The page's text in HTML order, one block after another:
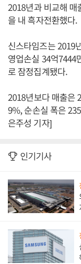
2018년과 비교해 매
을 내 흑자전환했다.
신스타임즈는 2019
영업손실 34억7444
로 잠정집계됐다.
2018년보다 매출은
9%, 순손실 폭은
은주성 기자]
인기기사